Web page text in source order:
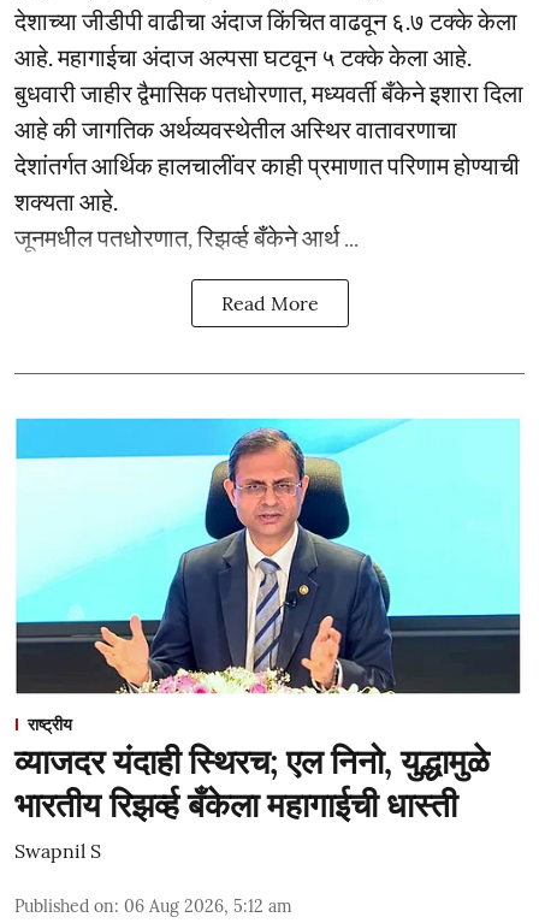
देशाच्या जीडीपी वाढीचा अंदाज किंचित वाढवून ६.७ टक्के केला
आहे. महागाईचा अंदाज अल्पसा घटवून ५ टक्के केला आहे.
बुधवारी जाहीर द्वैमासिक पतधोरणात, मध्यवर्ती बँकेने इशारा दिला
आहे की जागतिक अर्थव्यवस्थेतील अस्थिर वातावरणाचा
देशांतर्गत आर्थिक हालचालींवर काही प्रमाणात परिणाम होण्याची
शक्यता आहे.
जूनमधील पतधोरणात, रिझर्व्ह बँकेने आर्थ ...
Read More
राष्ट्रीय
व्याजदर यंदाही स्थिरच; एल निनो, युद्धामुळे
भारतीय रिझर्व्ह बँकेला महागाईची धास्ती
Swapnil S
Published on: 06 Aug 2026, 5:12 am